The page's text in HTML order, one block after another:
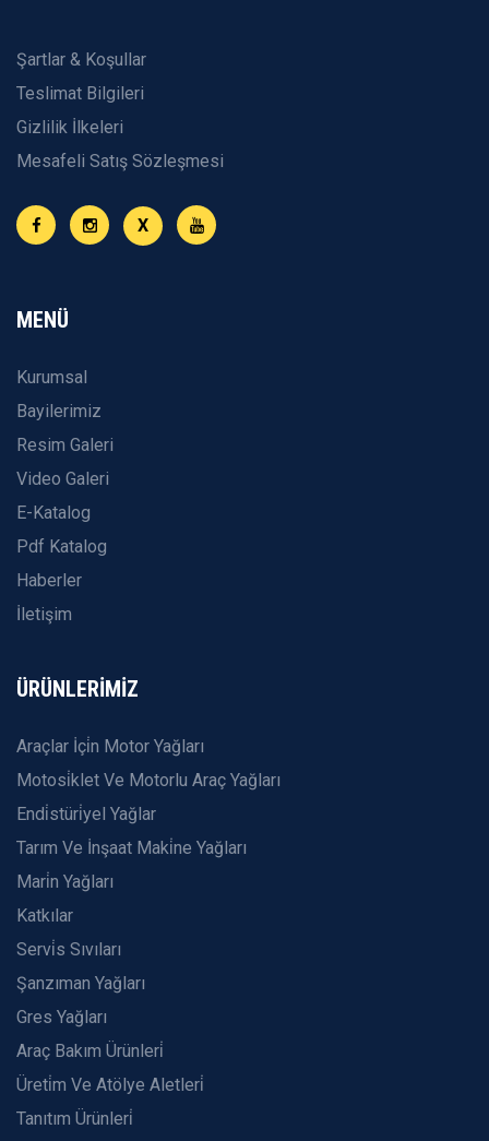
Şartlar & Koşullar
Teslimat Bilgileri
Gizlilik İlkeleri
Mesafeli Satış Sözleşmesi
X
MENÜ
Kurumsal
Bayilerimiz
Resim Galeri
Video Galeri
E-Katalog
Pdf Katalog
Haberler
İletişim
ÜRÜNLERİMİZ
Araçlar İçi̇n Motor Yağları
Motosi̇klet Ve Motorlu Araç Yağları
Endi̇stüri̇yel Yağlar
Tarım Ve İnşaat Maki̇ne Yağları
Mari̇n Yağları
Katkılar
Servi̇s Sıvıları
Şanzıman Yağları
Gres Yağları
Araç Bakım Ürünleri̇
Üreti̇m Ve Atölye Aletleri̇
Tanıtım Ürünleri̇